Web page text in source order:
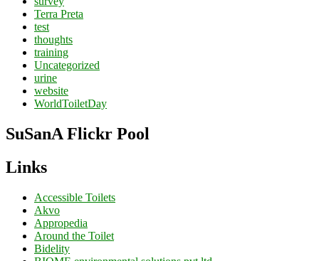
Terra Preta
test
thoughts
training
Uncategorized
urine
website
WorldToiletDay
SuSanA Flickr Pool
Links
Accessible Toilets
Akvo
Appropedia
Around the Toilet
Bidelity